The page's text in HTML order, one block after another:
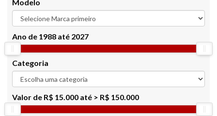
Modelo
Ano de 1988 até 2027
Categoria
Valor de R$ 15.000 até > R$ 150.000